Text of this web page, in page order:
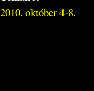
2010. október 4-8.